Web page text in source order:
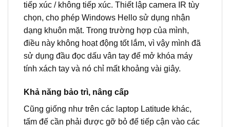
tiếp xúc / không tiếp xúc. Thiết lập camera IR tùy
chọn, cho phép Windows Hello sử dụng nhận
dạng khuôn mặt. Trong trường hợp của mình,
điều này không hoạt động tốt lắm, vì vậy mình đã
sử dụng đầu đọc dấu vân tay để mở khóa máy
tính xách tay và nó chỉ mất khoảng vài giây.
Khả năng bảo trì, nâng cấp
Cũng giống như trên các laptop Latitude khác,
tấm đế cần phải được gỡ bỏ để tiếp cận vào các